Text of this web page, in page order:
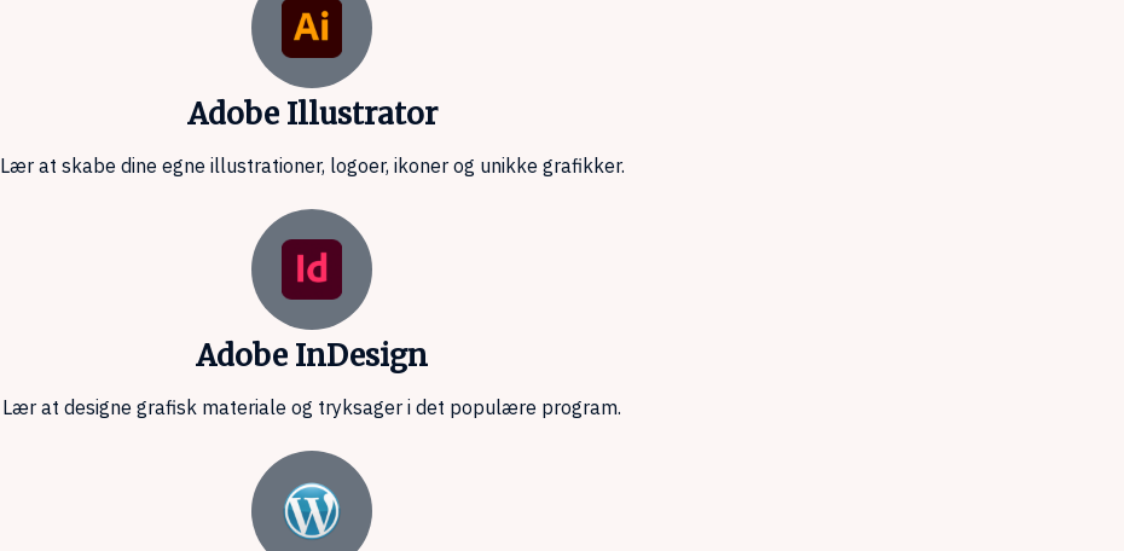
Adobe Illustrator
Lær at skabe dine egne illustrationer, logoer, ikoner og unikke grafikker.
Adobe InDesign
Lær at designe grafisk materiale og tryksager i det populære program.